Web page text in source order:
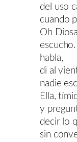
del uso
cuando
Oh
habla,
di al
nadie
Ella,
y
decir lo
sin